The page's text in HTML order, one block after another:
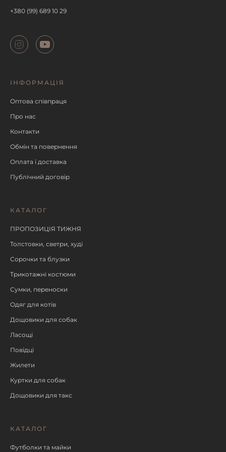
+380 (99) 689 10 29
ІНФОРМАЦІЯ
Оптова співпраця
Про нас
Контакти
Обмін та повернення
Оплата і доставка
Публічний договір
КАТАЛОГ
ПРОПОЗИЦІЯ ТИЖНЯ
Толстовки, светри, худі
Сорочки та блузки
Трикотажні костюми
Сумки, переноски
Одяг для котів
Дощовики для собак
Ласощі
Повідці
Жилети
Куртки для собак
Дощовики для такс
КАТАЛОГ
Футболки та майки